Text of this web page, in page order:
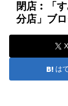
閉店︰「
分店」ブ
X
は